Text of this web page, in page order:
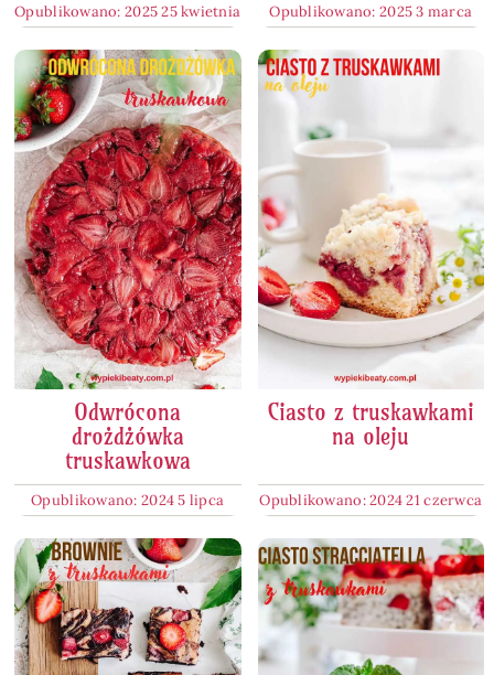
Opublikowano: 2025 25 kwietnia Opublikowano: 2025 3 marca
Odwrócona
drożdżówka
truskawkowa
Opublikowano: 2024 5 lipca
Ciasto z truskawkami
na oleju
Opublikowano: 2024 21 czerwca